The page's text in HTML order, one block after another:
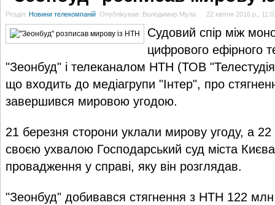
Розділ: Новини телекомпаній Опублікував: Володимир Мула 22 квітня 2016 р.,
Судовий спір між
цифрового ефірного
"Зеонбуд" і телеканалом НТН (ТОВ
що входить до медіагрупи "Інтер", про
завершився мировою угодою.
21 березня сторони уклали мирову угоду, а 22
своєю ухвалою Господарський суд міста
провадження у справі, яку він розглядав.
"Зеонбуд" добивався стягнення з НТН 122